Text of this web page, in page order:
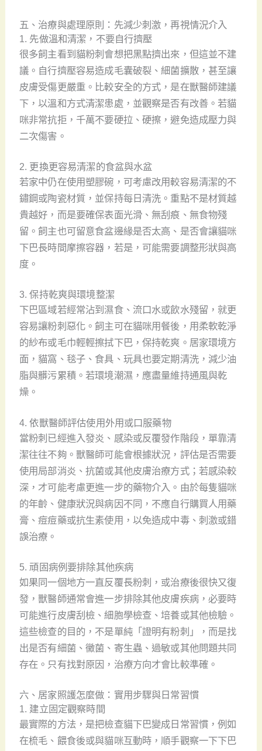
五、治療與處理原則：先減少刺激，再視情況介入
1. 先做溫和清潔，不要自行擠壓
很多飼主看到貓粉刺會想把黑點擠出來，但這並不建
議。自行擠壓容易造成毛囊破裂、細菌擴散，甚至讓
皮膚受傷更嚴重。比較安全的方式，是在獸醫師建議
下，以溫和方式清潔患處，並觀察是否有改善。若貓
咪非常抗拒，千萬不要硬拉、硬擦，避免造成壓力與
二次傷害。
2. 更換更容易清潔的食盆與水盆
若家中仍在使用塑膠碗，可考慮改用較容易清潔的不
鏽鋼或陶瓷材質，並保持每日清洗。重點不是材質越
貴越好，而是要確保表面光滑、無刮痕、無食物殘
留。飼主也可留意食盆邊緣是否太高、是否會讓貓咪
下巴長時間摩擦容器，若是，可能需要調整形狀與高
度。
3. 保持乾爽與環境整潔
下巴區域若經常沾到濕食、流口水或飲水殘留，就更
容易讓粉刺惡化。飼主可在貓咪用餐後，用柔軟乾淨
的紗布或毛巾輕輕擦拭下巴，保持乾爽。居家環境方
面，貓窩、毯子、食具、玩具也要定期清洗，減少油
脂與髒污累積。若環境潮濕，應盡量維持通風與乾
燥。
4. 依獸醫師評估使用外用或口服藥物
當粉刺已經進入發炎、感染或反覆發作階段，單靠清
潔往往不夠。獸醫師可能會根據狀況，評估是否需要
使用局部消炎、抗菌或其他皮膚治療方式；若感染較
深，才可能考慮更進一步的藥物介入。由於每隻貓咪
的年齡、健康狀況與病因不同，不應自行購買人用藥
膏、痘痘藥或抗生素使用，以免造成中毒、刺激或錯
誤治療。
5. 頑固病例要排除其他疾病
如果同一個地方一直反覆長粉刺，或治療後很快又復
發，獸醫師通常會進一步排除其他皮膚疾病，必要時
可能進行皮膚刮檢、細胞學檢查、培養或其他檢驗。
這些檢查的目的，不是單純「證明有粉刺」，而是找
出是否有細菌、黴菌、寄生蟲、過敏或其他問題共同
存在。只有找對原因，治療方向才會比較準確。
六、居家照護怎麼做：實用步驟與日常習慣
1. 建立固定觀察時間
最實際的方法，是把檢查貓下巴變成日常習慣，例如
在梳毛、餵食後或與貓咪互動時，順手觀察一下下巴